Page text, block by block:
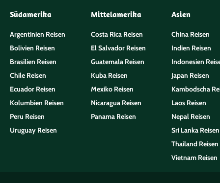
Südamerika
Argentinien Reisen
Bolivien Reisen
Brasilien Reisen
Chile Reisen
Ecuador Reisen
Kolumbien Reisen
Peru Reisen
Uruguay Reisen
Mittelamerika
Costa Rica Reisen
El Salvador Reisen
Guatemala Reisen
Kuba Reisen
Mexiko Reisen
Nicaragua Reisen
Panama Reisen
Asien
China Reisen
Indien Reisen
Indonesien
Japan Reisen
Kambodscha
Laos Reisen
Nepal Reisen
Sri Lanka Reisen
Thailand Reisen
Vietnam Reisen